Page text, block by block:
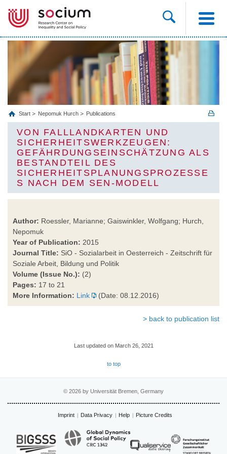
Start Nepomuk Hurch Publications
VON FALLLANDKARTEN UND
SICHERHEITSWERKZEUGEN:
GEFÄHRDUNGSEINSCHÄTZUNG ALS
BESTANDTEIL DES
SICHERHEITSPLANUNGSPROZESSE
S NACH DEM SEN-MODELL
Author: Roessler, Marianne; Gaiswinkler, Wolfgang; Hurch,
Nepomuk
Year of Publication: 2015
Journal Title: SiO - Sozialarbeit in Oesterreich - Zeitschrift für
Soziale Arbeit, Bildung und Politik
Volume (Issue No.): (2)
Pages: 17 to 21
More Information: Link (Date: 08.12.2016)
> back to publication list
Last updated on March 26, 2021
to top
© 2026 by Universität Bremen, Germany
Imprint Data Privacy Help Picture Credits